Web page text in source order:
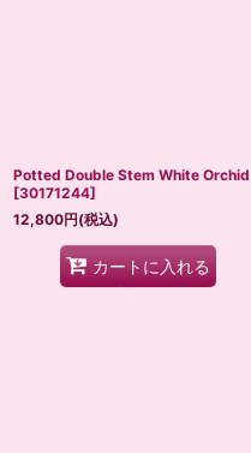
Potted Double Stem White Orchid
[30171244]
12,800円(税込)
カートに入れる